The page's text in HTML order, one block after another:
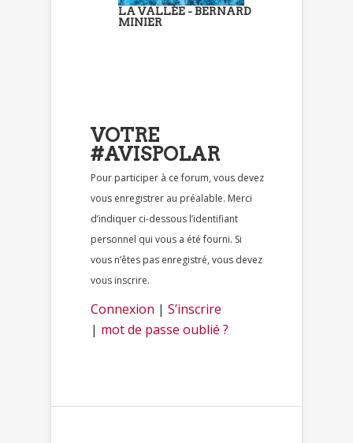
LA VALLÉE - BERNARD
MINIER
VOTRE
#AVISPOLAR
Pour participer à ce forum, vous devez
vous enregistrer au préalable. Merci
d’indiquer ci-dessous l’identifiant
personnel qui vous a été fourni. Si
vous n’êtes pas enregistré, vous devez
vous inscrire.
Connexion | S’inscrire
| mot de passe oublié ?